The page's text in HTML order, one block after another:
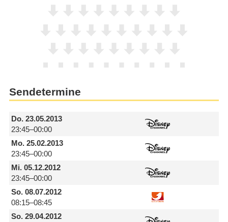
Sendetermine
Do.23.05.2013
23:45–00:00
Mo.25.02.2013
23:45–00:00
Mi.05.12.2012
23:45–00:00
So.08.07.2012
08:15–08:45
So.29.04.2012